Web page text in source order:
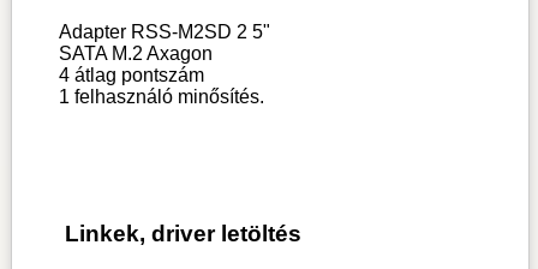
Adapter RSS-M2SD 2 5"
SATA M.2 Axagon
4átlag pontszám
1 felhasználó minősítés.
Linkek, driver letöltés